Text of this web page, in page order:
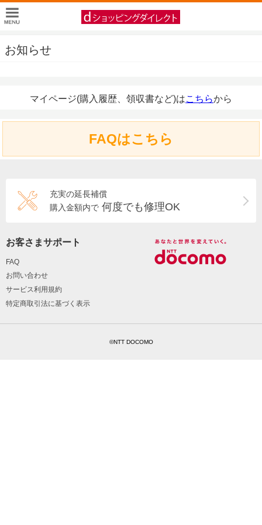
お知らせ
マイページ(購入履歴、領収書など)はこちらから
FAQはこちら
充実の延長補償
購入金額内で 何度でも修理OK
お客さまサポート
FAQ
お問い合わせ
サービス利用規約
特定商取引法に基づく表示
©NTT DOCOMO